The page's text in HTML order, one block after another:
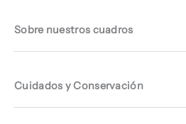
Sobre nuestros cuadros
Cuidados y Conservación